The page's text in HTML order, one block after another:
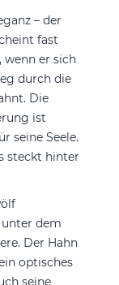
– der
fast
wenn er sich
durch die
Die
ist
seine Seele.
steckt hinter
unter dem
Der Hahn
optisches
seine